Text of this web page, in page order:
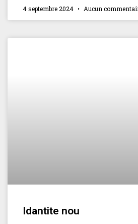
4 septembre 2024 Aucun
Idantite nou